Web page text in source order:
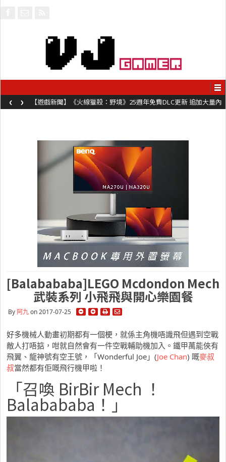
【遊戲新聞】《火線獵殺：野境》25週年免費DLC更新 追加大量內
容同時系舊作限時超平價折扣
‹ ›
[Balabababa]LEGO Mcdondon Mech
武裝系列 小飛飛與開心樂園餐
By 阿九on 2017-07-25
好多機械人動畫初期都有一個梗，就係主角機唔識飛但遇到空戰
敵人打唔掂，咁就自然會有一件空戰輔助機加入。鐵甲萬能俠有
飛翼、龍神號有空王號，「Wonderful Joe」(Joe Chan) 嘅麥叔
叔當然都有佢嘅飛行機甲啦！
「召喚 BirBir Mech ！
Balabababa！」